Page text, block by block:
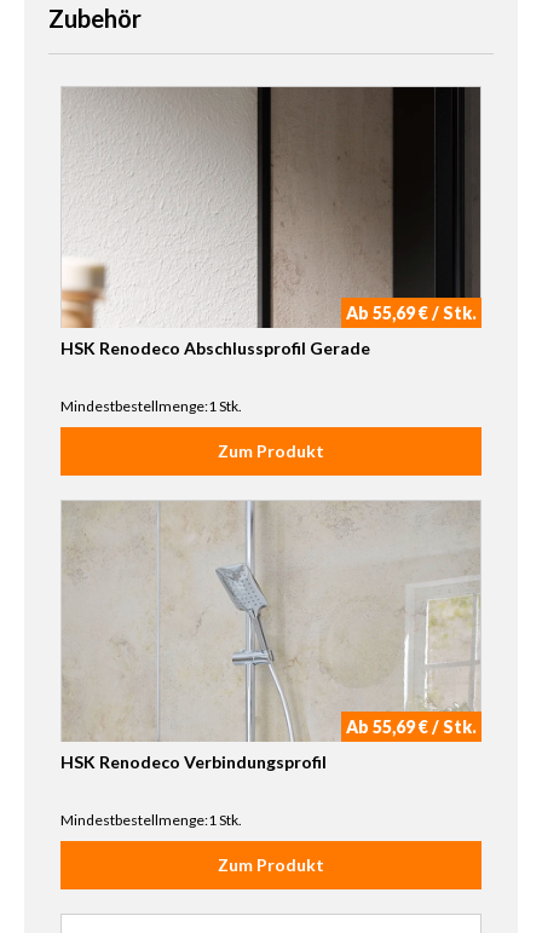
Zubehör
Ab 55,69 € / Stk.
HSK Renodeco Abschlussprofil Gerade
Mindestbestellmenge:1 Stk.
Zum Produkt
Ab 55,69 € / Stk.
HSK Renodeco Verbindungsprofil
Mindestbestellmenge:1 Stk.
Zum Produkt